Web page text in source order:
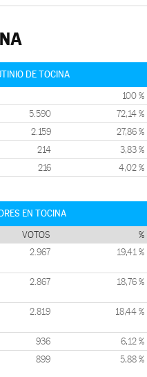
DE TOCINA
100 %
5.590 72,14 %
2.159 27,86 %
214 3,83 %
216 4,02 %
EN TOCINA
VOTOS %
2.967 19,41 %
2.867 18,76 %
2.819 18,44 %
936 6,12 %
899 5,88 %